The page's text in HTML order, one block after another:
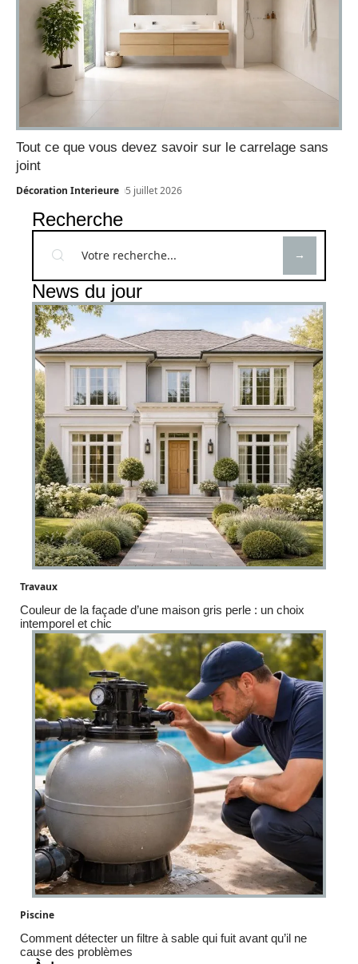
Tout ce que vous devez savoir sur le carrelage sans
joint
Décoration Interieure 5 juillet 2026
Recherche
News du jour
Travaux
Couleur de la façade d’une maison gris perle : un choix
intemporel et chic
Piscine
Comment détecter un filtre à sable qui fuit avant qu’il ne
cause des problèmes